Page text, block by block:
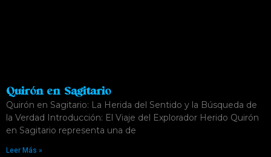
Quirón en Sagitario
Quirón en Sagitario: La Herida del Sentido y la Búsqueda de
la Verdad Introducción: El Viaje del Explorador Herido Quirón
en Sagitario representa una de
Leer Más »